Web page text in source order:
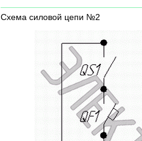
Схема силовой цепи №2